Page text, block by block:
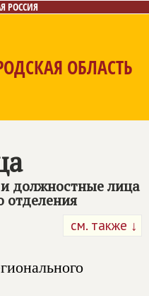
РОССИЯ
ОБЛАСТЬ
должностные лица
отделения
см. также ↓